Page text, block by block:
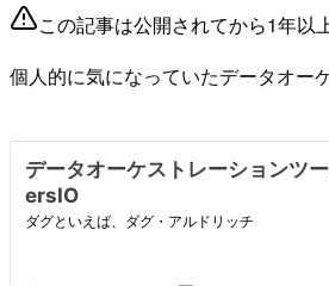
この記事は公開されてから1年以
個人的に気になっていたデータオー